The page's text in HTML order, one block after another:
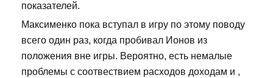
показателей.
Максименко пока вступал в игру по этому поводу
всего один раз, когда пробивал Ионов из
положения вне игры. Вероятно, есть немалые
проблемы с соотвествием расходов доходам и ,